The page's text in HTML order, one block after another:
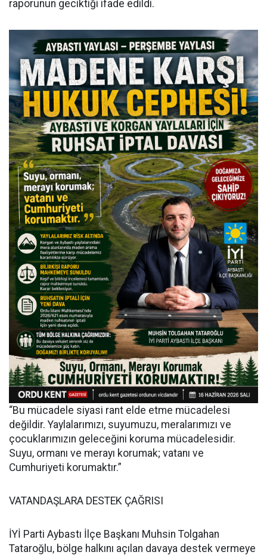
raporunun geciktiği ifade edildi.
“Bu mücadele siyasi rant elde etme mücadelesi
değildir. Yaylalarımızı, suyumuzu, meralarımızı ve
çocuklarımızın geleceğini koruma mücadelesidir.
Suyu, ormanı ve merayı korumak; vatanı ve
Cumhuriyeti korumaktır.”
VATANDAŞLARA DESTEK ÇAĞRISI
İYİ Parti Aybastı İlçe Başkanı Muhsin Tolgahan
Tataroğlu, bölge halkını açılan davaya destek vermeye